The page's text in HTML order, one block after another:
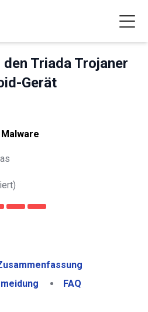
Triada Trojaner
Gerät
FAQ